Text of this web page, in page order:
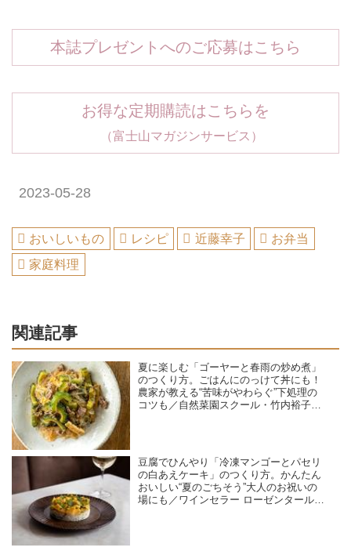
本誌プレゼントへのご応募はこちら
お得な定期購読はこちらを
（富士山マガジンサービス）
2023-05-28
おいしいもの レシピ 近藤幸子
お弁当
家庭料理
関連記事
夏に楽しむ「ゴーヤーと春雨の炒め煮」
のつくり方。ごはんにのっけて丼にも！
農家が教える“苦味がやわらぐ”下処理の
コツも／自然菜園スクール・竹内裕子さ
豆腐でひんやり「冷凍マンゴーとパセリ
の白あえケーキ」のつくり方。かんたん
おいしい“夏のごちそう”大人のお祝いの
場にも／ワインセラー ローゼンタール・